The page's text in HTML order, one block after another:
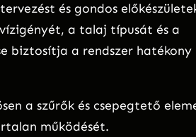
és gondos
a talaj típusát és a
biztosítja a rendszer hatékony
a szűrők és csepegtető
működését.